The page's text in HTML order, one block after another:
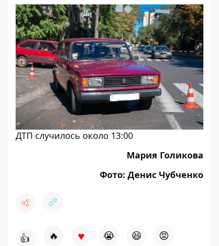
ДТП случилось около 13:00
Мария Голикова
Фото: Денис Чубченко
👍 🔥 ♥ 😭 😆 😡